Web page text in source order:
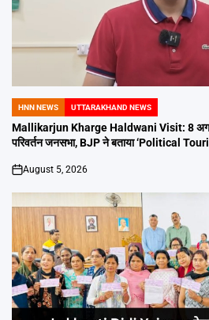
POSTED
IN
HNN NEWS UTTARAKHAND NEWS
Mallikarjun Kharge Haldwani Visit: 8 अगस्त
परिवर्तन जनसभा, BJP ने बताया ‘Political
on
August 5, 2026